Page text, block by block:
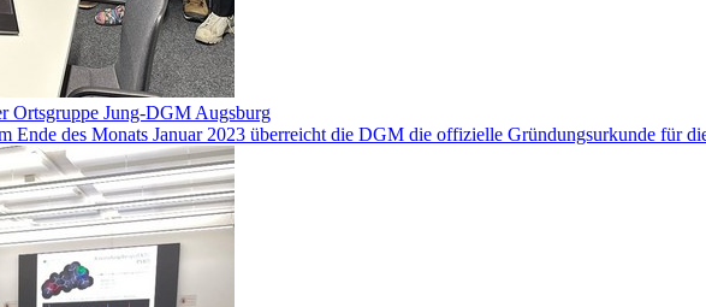
Ortsgruppe Jung-DGM Augsburg
Ende des Monats Januar 2023 überreicht die DGM die offizielle Gründungsurkunde für